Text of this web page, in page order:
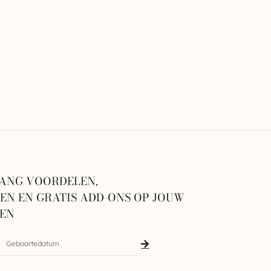
VOORDELEN,
EN GRATIS ADD-ONS OP JOUW